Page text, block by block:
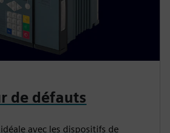
de défauts
avec les dispositifs de